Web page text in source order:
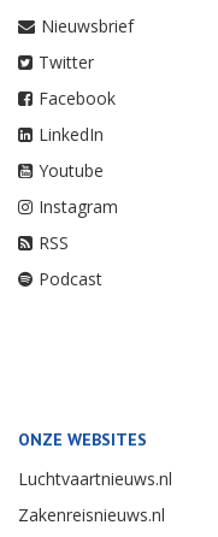
Nieuwsbrief
Twitter
Facebook
LinkedIn
Youtube
Instagram
RSS
Podcast
ONZE WEBSITES
Luchtvaartnieuws.nl
Zakenreisnieuws.nl